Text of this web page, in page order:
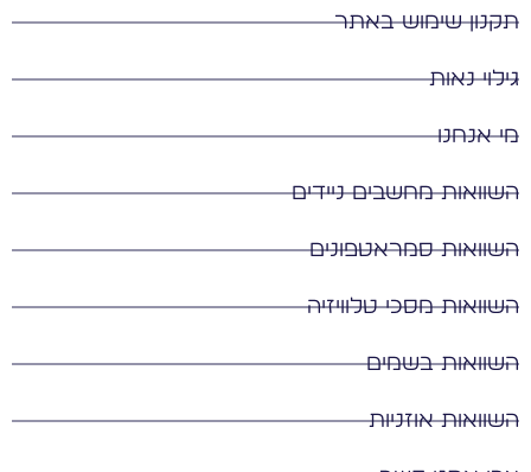
שימוש באתר
נאות
אנחנו
מחשבים ניידים
סמראטפונים
מסכי טלוויזיה
בשמים
אוזניות